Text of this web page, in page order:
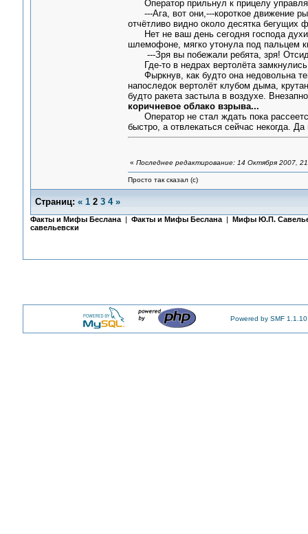
Оператор прильнул к прицелу
---Ага, вот они,---короткое движение
отчётливо видно около десятка бегущих
Нет не ваш день сегодня господа духи,
шлемофоне, мягко утонула под пальцем
---Зря вы побежали ребята, зря!
Где-то в недрах вертолёта
Фыркнув, как будто она недовольна
напоследок вертолёт клубом дыма,
будто ракета застыла в воздухе.
коричневое облако взрыва...
Оператор не стал ждать пока
быстро, а отвлекаться сейчас некогда.
« Последнее редактирование: 14 Октября 2007,
Просто так сказал (с)
Страниц: « 1 2 3 4 »
Факты и Мифы Беслана| Факты и Мифы Беслана| Мифы Ю.П.
савельевски
Powered by SMF 1.1.10